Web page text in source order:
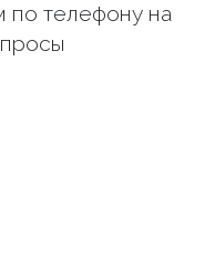
по телефону на